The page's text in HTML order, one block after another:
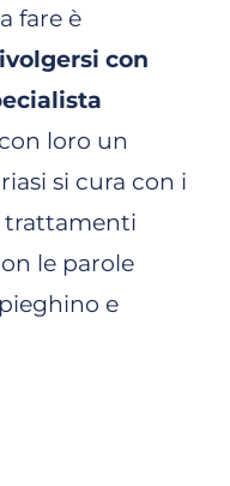
fare è
con
loro un
si cura con i
trattamenti
le parole
e